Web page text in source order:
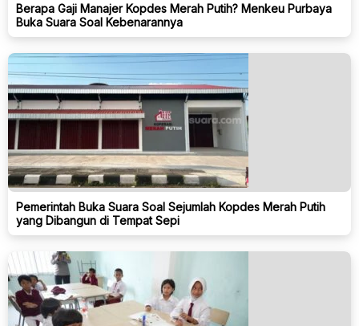
Berapa Gaji Manajer Kopdes Merah Putih? Menkeu Purbaya
Buka Suara Soal Kebenarannya
Pemerintah Buka Suara Soal Sejumlah Kopdes Merah Putih
yang Dibangun di Tempat Sepi